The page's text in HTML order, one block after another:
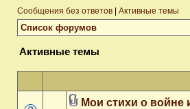
Сообщения без ответов Активные темы
Список форумов
Активные темы
Мои стихи о войне